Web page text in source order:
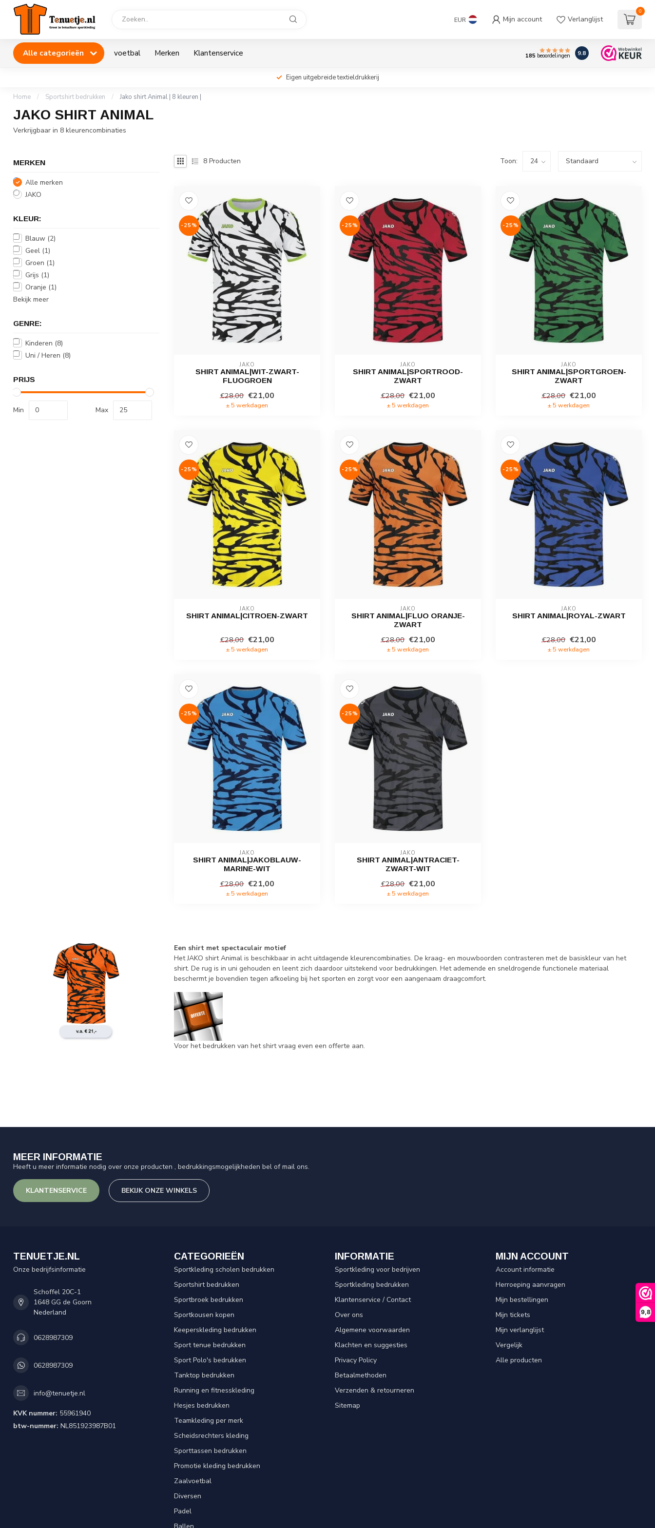
9,8
EUR Mijn account Verlanglijst
0
Alle categorieën voetbal Merken Klantenservice 185 beoordelingen 9.8
Eigen uitgebreide textieldrukkerij
Home / Sportshirt bedrukken / Jako shirt Animal | 8 kleuren |
JAKO SHIRT ANIMAL
Verkrijgbaar in 8 kleurencombinaties
MERKEN
Alle merken
JAKO
KLEUR:
Blauw (2)
Geel (1)
Groen (1)
Grijs (1)
Oranje (1)
Bekijk meer
GENRE:
Kinderen (8)
Uni / Heren (8)
PRIJS
Min Max
8 Producten Toon:
-25%
JAKO
SHIRT ANIMAL|WIT-ZWART-
FLUOGROEN
€28,00 €21,00
± 5 werkdagen
-25%
JAKO
SHIRT ANIMAL|SPORTROOD-
ZWART
€28,00 €21,00
± 5 werkdagen
-25%
JAKO
SHIRT ANIMAL|SPORTGROEN-
ZWART
€28,00 €21,00
± 5 werkdagen
-25%
JAKO
SHIRT ANIMAL|CITROEN-ZWART
€28,00 €21,00
± 5 werkdagen
-25%
JAKO
SHIRT ANIMAL|FLUO ORANJE-
ZWART
€28,00 €21,00
± 5 werkdagen
-25%
JAKO
SHIRT ANIMAL|ROYAL-ZWART
€28,00 €21,00
± 5 werkdagen
-25%
JAKO
SHIRT ANIMAL|JAKOBLAUW-
MARINE-WIT
€28,00 €21,00
± 5 werkdagen
-25%
JAKO
SHIRT ANIMAL|ANTRACIET-
ZWART-WIT
€28,00 €21,00
± 5 werkdagen
Een shirt met spectaculair motief
Het JAKO shirt Animal is beschikbaar in acht uitdagende kleurencombinaties. De kraag- en mouwboorden contrasteren met de basiskleur van het
shirt. De rug is in uni gehouden en leent zich daardoor uitstekend voor bedrukkingen. Het ademende en sneldrogende functionele materiaal
beschermt je bovendien tegen afkoeling bij het sporten en zorgt voor een aangenaam draagcomfort.
Voor het bedrukken van het shirt vraag even een offerte aan.
MEER INFORMATIE
Heeft u meer informatie nodig over onze producten , bedrukkingsmogelijkheden bel of mail ons.
KLANTENSERVICE BEKIJK ONZE WINKELS
TENUETJE.NL
Onze bedrijfsinformatie
Schoffel 20C-1
1648 GG de Goorn
Nederland
0628987309
0628987309
info@tenuetje.nl
KVK nummer: 55961940
btw-nummer: NL851923987B01
CATEGORIEËN
Sportkleding scholen bedrukken
Sportshirt bedrukken
Sportbroek bedrukken
Sportkousen kopen
Keeperskleding bedrukken
Sport tenue bedrukken
Sport Polo's bedrukken
Tanktop bedrukken
Running en fitnesskleding
Hesjes bedrukken
Teamkleding per merk
Scheidsrechters kleding
Sporttassen bedrukken
Promotie kleding bedrukken
Zaalvoetbal
Diversen
Padel
INFORMATIE
Sportkleding voor bedrijven
Sportkleding bedrukken
Klantenservice / Contact
Over ons
Algemene voorwaarden
Klachten en suggesties
Privacy Policy
Betaalmethoden
Verzenden & retourneren
Sitemap
MIJN ACCOUNT
Account informatie
Herroeping aanvragen
Mijn bestellingen
Mijn tickets
Mijn verlanglijst
Vergelijk
Alle producten